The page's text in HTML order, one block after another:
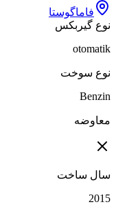
فاماگوستا
نوع گیربکس
otomatik
نوع سوخت
Benzin
معاوضه
سال ساخت
2015